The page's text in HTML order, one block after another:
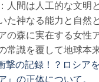
人間は人工的な文明
た神なる能力と自然
の森に実在する女性
常識を覆して地球本
撃の記録！？ロシア
』の正体について。